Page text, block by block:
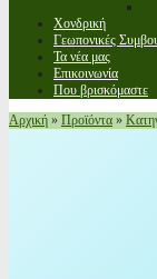
Χονδρική
Γεωπονικές
Τα νέα μας
Επικοινωνία
Που βρισκόμαστε
Αρχική » Προϊόντα »